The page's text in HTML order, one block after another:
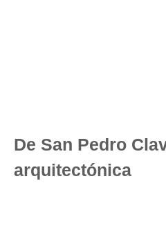
De San Pedro
arquitectónica